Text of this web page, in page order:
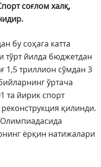
соғлом халқ,
бу соҳага катта
тўрт йилда бюджетдан
1,5 триллион сўмдан 3
ўртача
та йирик спорт
қилинди.
ёрқин натижалари